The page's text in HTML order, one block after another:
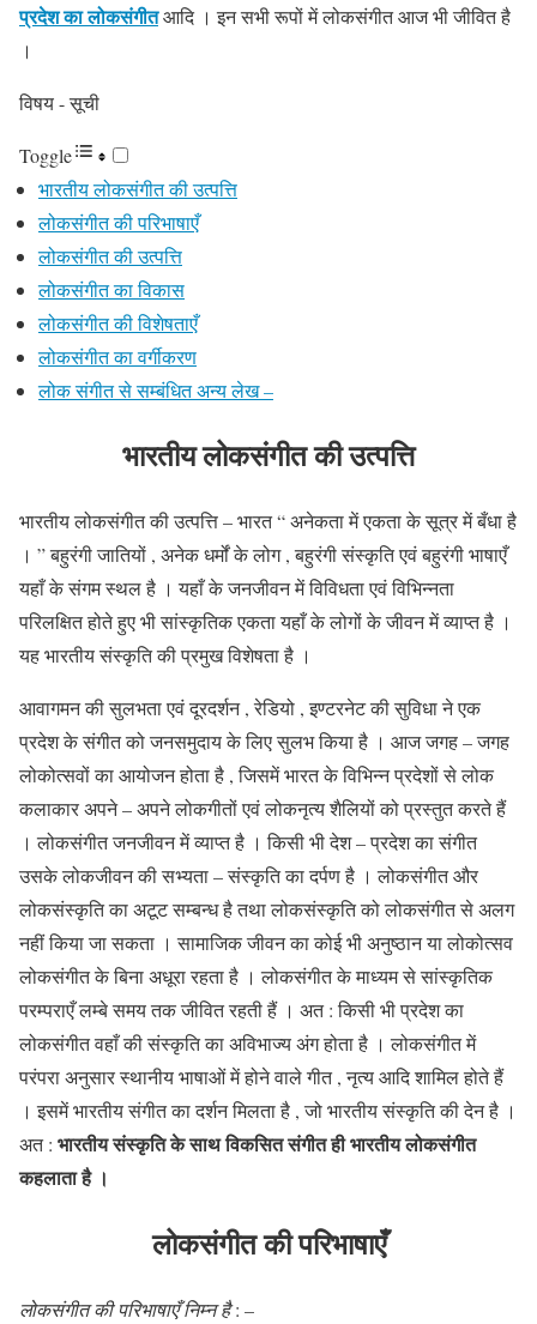
प्रदेश का लोकसंगीतआदि । इन सभी रूपों में लोकसंगीत आज भी जीवित है
।
विषय - सूची
Toggle
भारतीय लोकसंगीत की उत्पत्ति
लोकसंगीत की परिभाषाएँ
लोकसंगीत की उत्पत्ति
लोकसंगीत का विकास
लोकसंगीत की विशेषताएँ
लोकसंगीत का वर्गीकरण
लोक संगीत से सम्बंधित अन्य लेख –
भारतीय लोकसंगीत की उत्पत्ति
भारतीय लोकसंगीत की उत्पत्ति – भारत “ अनेकता में एकता के सूत्र में बँधा है
। ” बहुरंगी जातियों , अनेक धर्मों के लोग , बहुरंगी संस्कृति एवं बहुरंगी भाषाएँ
यहाँ के संगम स्थल है । यहाँ के जनजीवन में विविधता एवं विभिन्नता
परिलक्षित होते हुए भी सांस्कृतिक एकता यहाँ के लोगों के जीवन में व्याप्त है ।
यह भारतीय संस्कृति की प्रमुख विशेषता है ।
आवागमन की सुलभता एवं दूरदर्शन , रेडियो , इण्टरनेट की सुविधा ने एक
प्रदेश के संगीत को जनसमुदाय के लिए सुलभ किया है । आज जगह – जगह
लोकोत्सवों का आयोजन होता है , जिसमें भारत के विभिन्न प्रदेशों से लोक
कलाकार अपने – अपने लोकगीतों एवं लोकनृत्य शैलियों को प्रस्तुत करते हैं
। लोकसंगीत जनजीवन में व्याप्त है । किसी भी देश – प्रदेश का संगीत
उसके लोकजीवन की सभ्यता – संस्कृति का दर्पण है । लोकसंगीत और
लोकसंस्कृति का अटूट सम्बन्ध है तथा लोकसंस्कृति को लोकसंगीत से अलग
नहीं किया जा सकता । सामाजिक जीवन का कोई भी अनुष्ठान या लोकोत्सव
लोकसंगीत के बिना अधूरा रहता है । लोकसंगीत के माध्यम से सांस्कृतिक
परम्पराएँ लम्बे समय तक जीवित रहती हैं । अत : किसी भी प्रदेश का
लोकसंगीत वहाँ की संस्कृति का अविभाज्य अंग होता है । लोकसंगीत में
परंपरा अनुसार स्थानीय भाषाओं में होने वाले गीत , नृत्य आदि शामिल होते हैं
। इसमें भारतीय संगीत का दर्शन मिलता है , जो भारतीय संस्कृति की देन है ।
अत : भारतीय संस्कृति के साथ विकसित संगीत ही भारतीय लोकसंगीत
कहलाता है ।
लोकसंगीत की परिभाषाएँ
लोकसंगीत की परिभाषाएँ निम्न है: –